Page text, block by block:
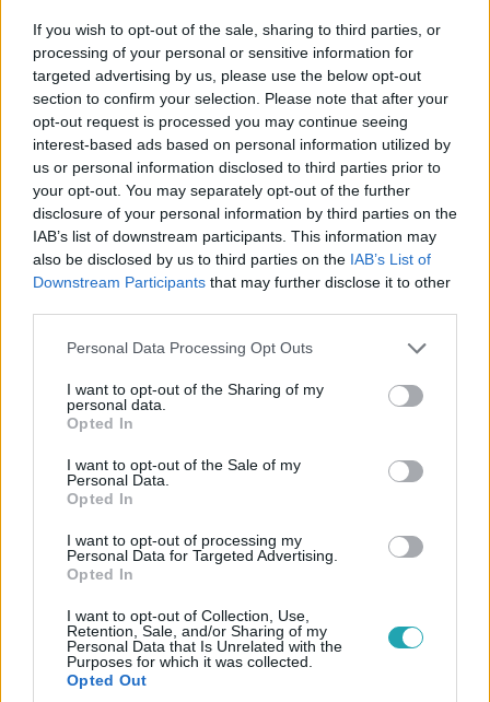
If you wish to opt-out of the sale, sharing to third parties, or
processing of your personal or sensitive information for
targeted advertising by us, please use the below opt-out
section to confirm your selection. Please note that after your
opt-out request is processed you may continue seeing
interest-based ads based on personal information utilized by
us or personal information disclosed to third parties prior to
your opt-out. You may separately opt-out of the further
disclosure of your personal information by third parties on the
IAB’s list of downstream participants. This information may
also be disclosed by us to third parties on the IAB’s List of
Downstream Participants that may further disclose it to other
Please note that this website/app uses one or more Google
not limited to your visit or usage behaviour. You may click to
grant or deny consent to Google and its third-party tags to
use your data for below specified purposes in below Google
consent section.
Personal Data Processing Opt Outs
I want to opt-out of the Sharing of my
personal data.
Opted In
I want to opt-out of the Sale of my
Personal Data.
Opted In
I want to opt-out of processing my
Personal Data for Targeted Advertising.
Opted In
I want to opt-out of Collection, Use,
Retention, Sale, and/or Sharing of my
Personal Data that Is Unrelated with the
Purposes for which it was collected.
Opted Out
Külföld
2023. december 1. 12:28
Nem létező országgal írt alá megállapodást a
tisztviselő, leváltották
A paraguayi tisztviselő diplomáciai kapcsolatokat
szorgalmazott a Kailasai Egyesült Államokkal.
2022. december 28. 18:33
Dubaj, Kolumbia, Mexikó, Ukrajna – 4 kontinens 22
országában forgatott a Fókusz 2022-ben
Az elmúlt két évben a koronavírus mindenkinél behúzta a
féket, az elmúlt 12 hónapban azonban ismét szabadabban